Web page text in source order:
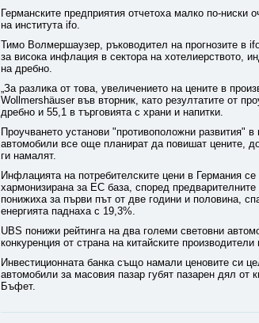
Германските предприятия отчетоха малко по-ниски
на института ifo.
Тимо Волмершаузер, ръководител на прогнозите в
за висока инфлация в сектора на хотелиерството,
на дребно.
„За разлика от това, увеличението на цените в
Wollmershäuser във вторник, като резултатите от
дребно и 55,1 в търговията с храни и напитки.
Проучването установи "противоположни развития"
автомобили все още планират да повишат цените,
ги намалят.
Инфлацията на потребителските цени в Германия
хармонизирана за ЕС база, според
понижиха за първи път от две години и половина,
енергията паднаха с 19,3%.
UBS понижи рейтинга на два големи световни
конкуренция от страна на китайските
Инвестиционната банка също намали ценовите си
автомобили за масовия пазар губят пазарен дял от
Бъфет.